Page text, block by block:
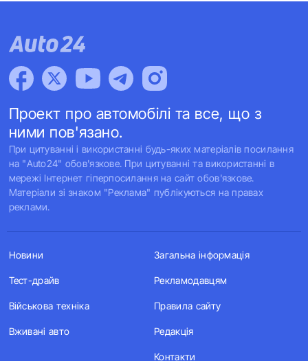
Проект про автомобілі та все, що з
ними пов'язано.
При цитуванні і використанні будь-яких матеріалів посилання
на "Auto24" обов'язкове. При цитуванні та використанні в
мережі Інтернет гіперпосилання на сайт обов'язкове.
Матеріали зі знаком "Реклама" публікуються на правах
реклами.
Новини
Тест-драйв
Військова техніка
Вживані авто
Загальна інформація
Рекламодавцям
Правила сайту
Редакція
Контакти